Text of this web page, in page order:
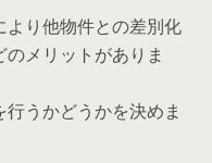
より他物件との差別化
メリットがありま
うかどうかを決めま